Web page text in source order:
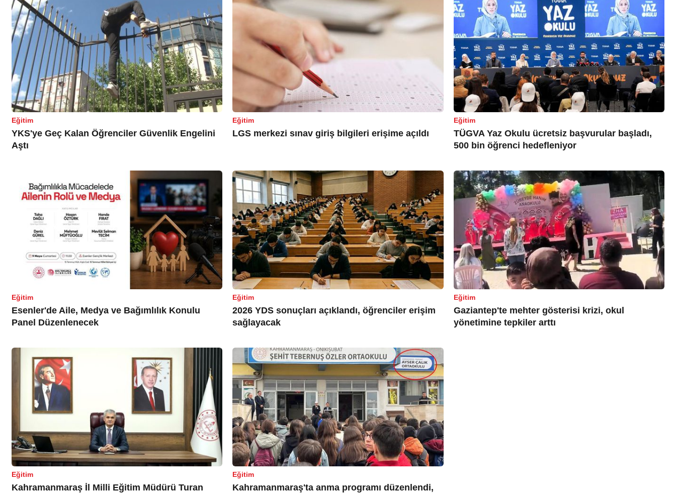
Eğitim
YKS'ye Geç Kalan Öğrenciler Güvenlik Engelini
Aştı
Eğitim
LGS merkezi sınav giriş bilgileri erişime açıldı
Eğitim
TÜGVA Yaz Okulu ücretsiz başvurular başladı,
500 bin öğrenci hedefleniyor
Eğitim
Esenler'de Aile, Medya ve Bağımlılık Konulu
Panel Düzenlenecek
Eğitim
2026 YDS sonuçları açıklandı, öğrenciler erişim
sağlayacak
Eğitim
Gaziantep'te mehter gösterisi krizi, okul
yönetimine tepkiler arttı
Eğitim
Kahramanmaraş İl Milli Eğitim Müdürü Turan
Eğitim
Kahramanmaraş'ta anma programı düzenlendi,